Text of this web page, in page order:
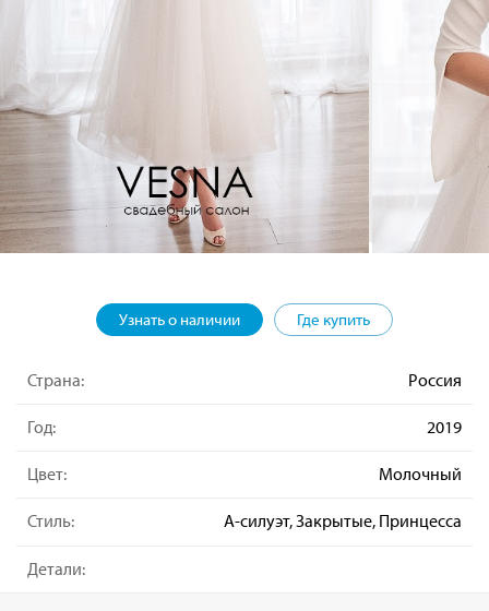
Узнать о наличии Где купить
Страна: Россия
Год: 2019
Цвет: Молочный
Стиль: А-силуэт, Закрытые, Принцесса
Детали: